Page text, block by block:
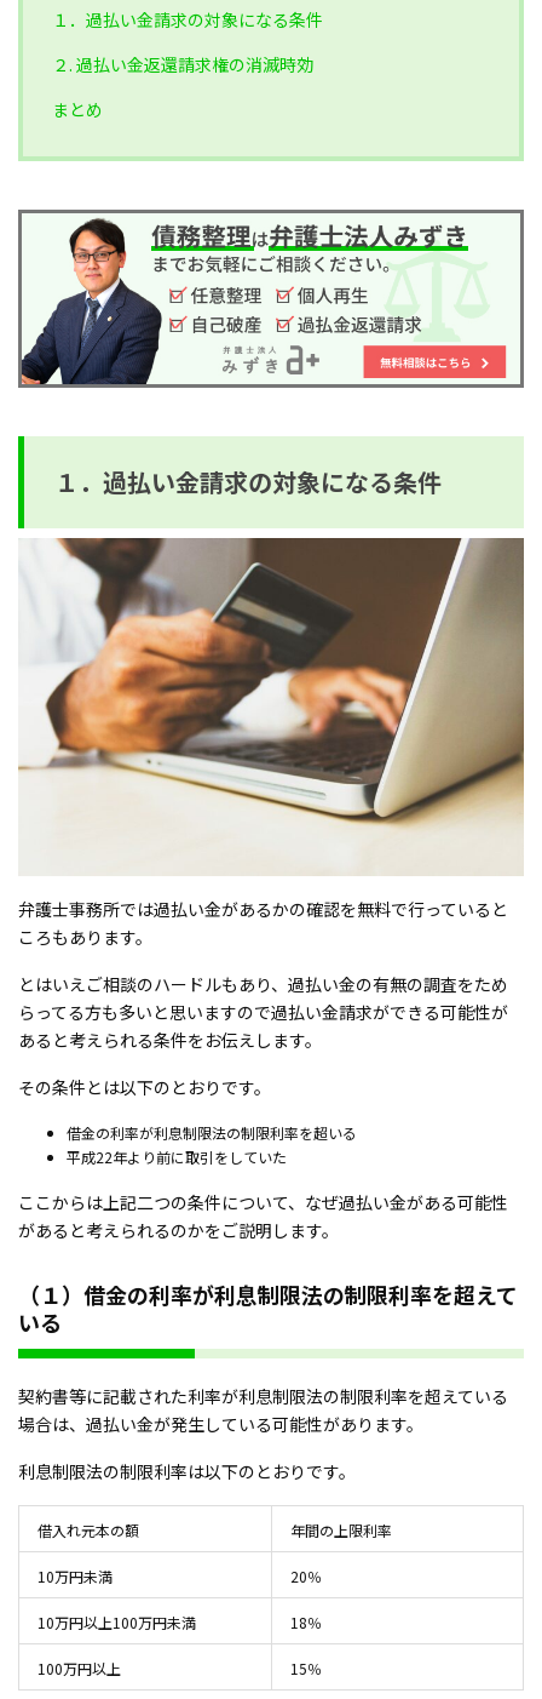
１．過払い金請求の対象になる条件
２. 過払い金返還請求権の消滅時効
まとめ
１．過払い金請求の対象になる条件
弁護士事務所では過払い金があるかの確認を無料で行っていると
ころもあります。
とはいえご相談のハードルもあり、過払い金の有無の調査をため
らってる方も多いと思いますので過払い金請求ができる可能性が
あると考えられる条件をお伝えします。
その条件とは以下のとおりです。
借金の利率が利息制限法の制限利率を超いる
平成22年より前に取引をしていた
ここからは上記二つの条件について、なぜ過払い金がある可能性
があると考えられるのかをご説明します。
（１）借金の利率が利息制限法の制限利率を超えて
いる
契約書等に記載された利率が利息制限法の制限利率を超えている
場合は、過払い金が発生している可能性があります。
利息制限法の制限利率は以下のとおりです。
借入れ元本の額 年間の上限利率
10万円未満 20％
10万円以上100万円未満 18％
100万円以上 15％